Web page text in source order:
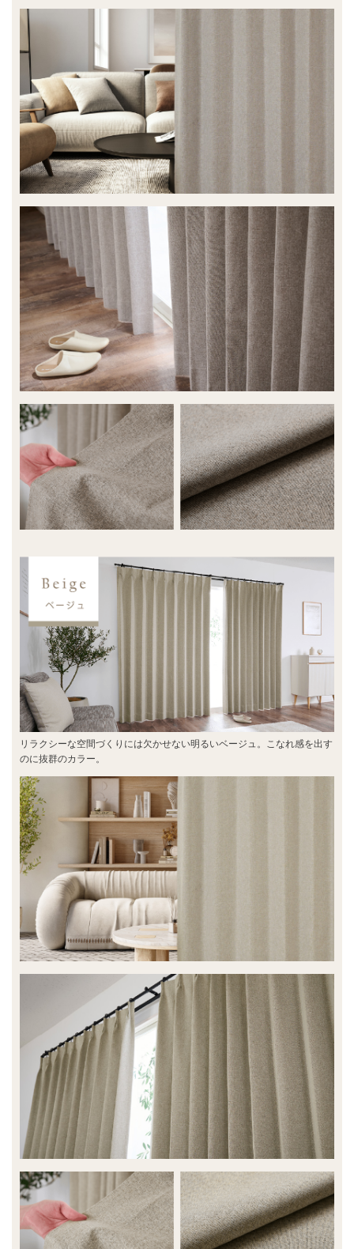
リラクシーな空間づくりには欠かせない明るいベージュ。こなれ感を出す
のに抜群のカラー。